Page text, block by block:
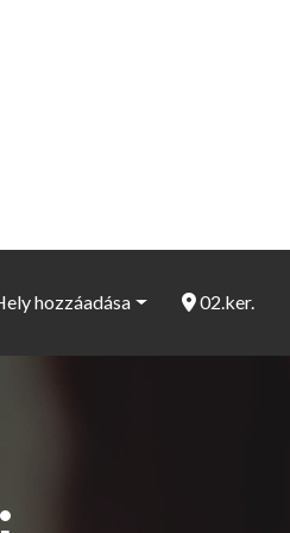
hozzáadása 02.ker.